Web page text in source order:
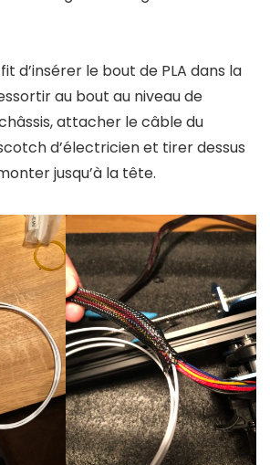
d’insérer le bout de PLA dans la
au bout au niveau de
attacher le câble du
d’électricien et tirer dessus
jusqu’à la tête.